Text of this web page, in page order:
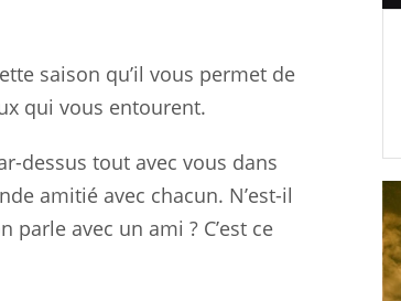
saison qu’il vous permet de
qui vous entourent.
dessus tout avec vous dans
amitié avec chacun. N’est-il
parle avec un ami ? C’est ce